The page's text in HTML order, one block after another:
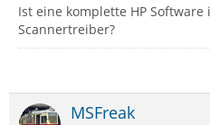
Ist eine komplette HP
Scannertreiber?
MSFreak